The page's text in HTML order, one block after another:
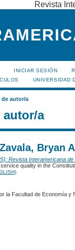
Revista
INICIAR SESIÓN
UNIVERSIDAD
de autor/a
autor/a
Bryan
Revista Interamericana
quality in the
la Facultad de Economía